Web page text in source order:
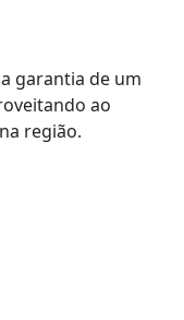
garantia de um
ao
região.